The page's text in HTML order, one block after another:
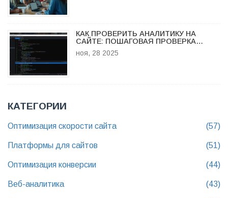
КАК ПРОВЕРИТЬ АНАЛИТИКУ НА
САЙТЕ: ПОШАГОВАЯ ПРОВЕРКА
ДАННЫХ И ОШИБОК
ноя, 28 2025
КАТЕГОРИИ
Оптимизация скорости сайта (57)
Платформы для сайтов (51)
Оптимизация конверсии (44)
Веб-аналитика (43)